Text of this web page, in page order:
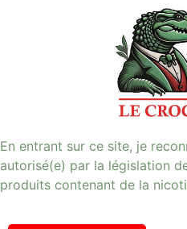
En entrant sur ce site, je
autorisé(e) par la législation
produits contenant de la